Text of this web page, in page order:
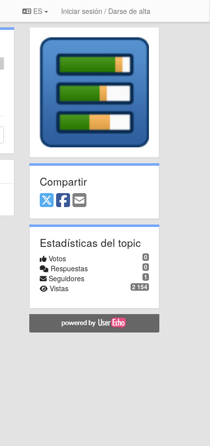
ES Iniciar sesión / Darse de alta
Compartir
Estadísticas del topic
0
Votos
0
Respuestas
1
Seguidores
2 154
Vistas